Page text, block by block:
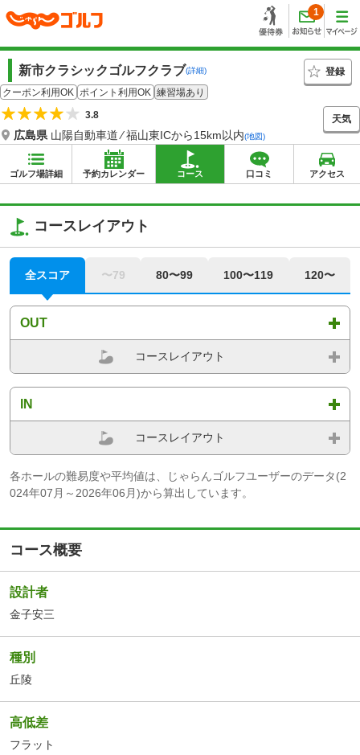
1
新市クラシックゴルフクラブ(詳細)
登録
クーポン利用OK ポイント利用OK 練習場あり
3.8
広島県 山陽自動車道 ⁄ 福山東ICから15km以内(地図)
天気
ゴルフ場詳細 予約カレンダー コース 口コミ アクセス
コースレイアウト
全スコア 〜79 80〜99 100〜119 120〜
OUT
コースレイアウト
IN
コースレイアウト
各ホールの難易度や平均値は、じゃらんゴルフユーザーのデータ(2
024年07月～2026年06月)から算出しています。
コース概要
設計者
金子安三
種別
丘陵
高低差
フラット